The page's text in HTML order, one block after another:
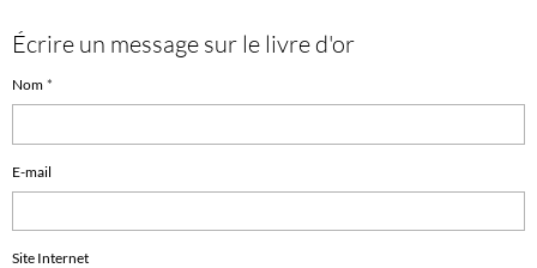
Écrire un message sur le livre d'or
Nom
E-mail
Site Internet